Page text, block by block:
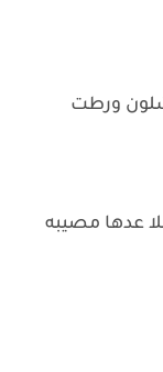
ورطت
عدها مصيبه